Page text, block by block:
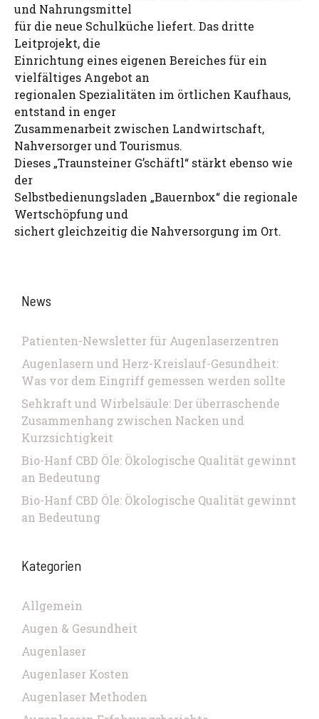
und Nahrungsmittel
für die neue Schulküche liefert. Das dritte
Leitprojekt, die
Einrichtung eines eigenen Bereiches für ein
vielfältiges Angebot an
regionalen Spezialitäten im örtlichen Kaufhaus,
entstand in enger
Zusammenarbeit zwischen Landwirtschaft,
Nahversorger und Tourismus.
Dieses „Traunsteiner G’schäftl“ stärkt ebenso wie
der
Selbstbedienungsladen „Bauernbox“ die regionale
Wertschöpfung und
sichert gleichzeitig die Nahversorgung im Ort.
News
Patienten-Newsletter für Augenlaserzentren
Augenlasern und Herz-Kreislauf-Gesundheit:
Was vor dem Eingriff gemessen werden sollte
Sehkraft und Wirbelsäule: Der überraschende
Zusammenhang zwischen Nacken und
Kurzsichtigkeit
Bio-Hanf CBD Öle: Ökologische Qualität gewinnt
an Bedeutung
Bio-Hanf CBD Öle: Ökologische Qualität gewinnt
an Bedeutung
Kategorien
Allgemein
Augen & Gesundheit
Augenlaser
Augenlaser Kosten
Augenlaser Methoden